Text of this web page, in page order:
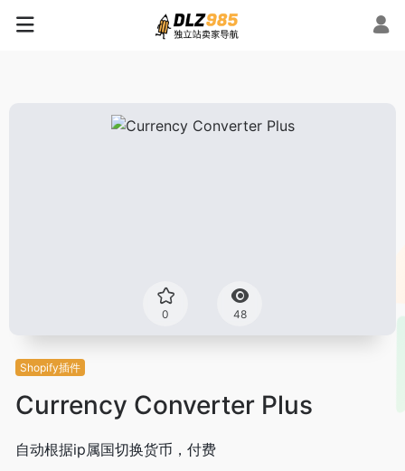
0 48
Shopify插件
Currency Converter Plus
自动根据ip属国切换货币，付费